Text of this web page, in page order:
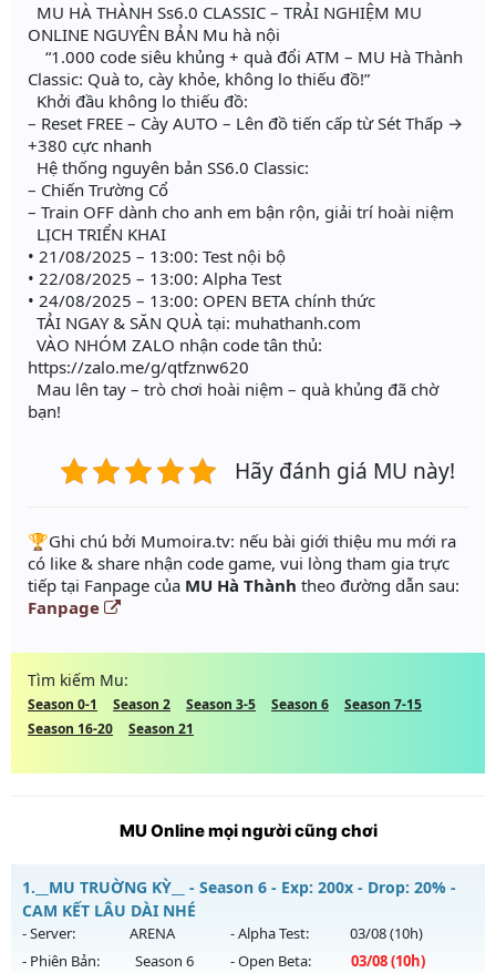
MU HÀ THÀNH Ss6.0 CLASSIC – TRẢI NGHIỆM MU
ONLINE NGUYÊN BẢN Mu hà nội
“1.000 code siêu khủng + quà đổi ATM – MU Hà Thành
Classic: Quà to, cày khỏe, không lo thiếu đồ!”
Khởi đầu không lo thiếu đồ:
– Reset FREE – Cày AUTO – Lên đồ tiến cấp từ Sét Thấp →
+380 cực nhanh
Hệ thống nguyên bản SS6.0 Classic:
– Chiến Trường Cổ
– Train OFF dành cho anh em bận rộn, giải trí hoài niệm
LỊCH TRIỂN KHAI
• 21/08/2025 – 13:00: Test nội bộ
• 22/08/2025 – 13:00: Alpha Test
• 24/08/2025 – 13:00: OPEN BETA chính thức
TẢI NGAY & SĂN QUÀ tại: muhathanh.com
VÀO NHÓM ZALO nhận code tân thủ:
https://zalo.me/g/qtfznw620
Mau lên tay – trò chơi hoài niệm – quà khủng đã chờ
bạn!
Hãy đánh giá MU này!
️🏆Ghi chú bởi Mumoira.tv: nếu bài giới thiệu mu mới ra
có like & share nhận code game, vui lòng tham gia trực
tiếp tại Fanpage của MU Hà Thành theo đường dẫn sau:
Fanpage
Tìm kiếm Mu:
Season 0-1 Season 2 Season 3-5 Season 6
Season 7-15
Season 16-20
Season 21
MU Online mọi người cũng chơi
1. __MU TRUỜNG KỲ__ - Season 6 - Exp: 200x - Drop: 20% -
CAM KẾT LÂU DÀI NHÉ
- Server: ARENA - Alpha Test: 03/08(10h)
- Phiên Bản:
Season 6 - Open Beta: 03/08(10h)